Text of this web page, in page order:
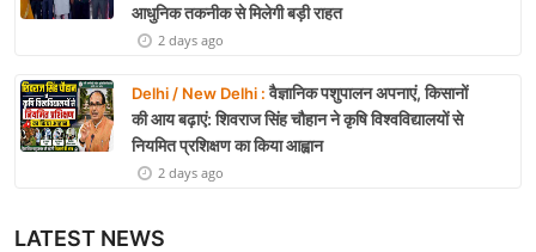
आधुनिक तकनीक से मिलेगी बड़ी राहत
2 days ago
Delhi / New Delhi :वैज्ञानिक पशुपालन अपनाएं, किसानों
की आय बढ़ाएं: शिवराज सिंह चौहान ने कृषि विश्वविद्यालयों से
नियमित प्रशिक्षण का किया आह्वान
2 days ago
LATEST NEWS